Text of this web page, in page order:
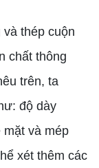
thép cuộn
chất thông
trên, ta
độ dày
và mép
xét thêm các